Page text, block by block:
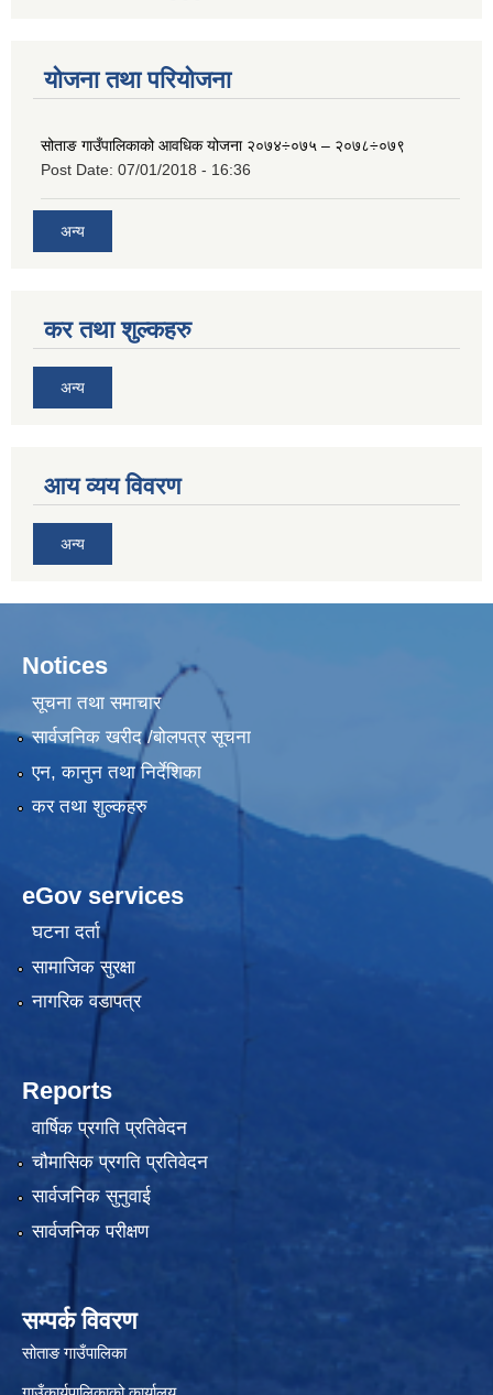
योजना तथा परियोजना
सोताङ गाउँपालिकाको आवधिक योजना २०७४÷०७५ – २०७८÷०७९
Post Date: 07/01/2018 - 16:36
अन्य
कर तथा शुल्कहरु
अन्य
आय व्यय विवरण
अन्य
Notices
सूचना तथा समाचार
सार्वजनिक खरीद /बोलपत्र सूचना
एन, कानुन तथा निर्देशिका
कर तथा शुल्कहरु
eGov services
घटना दर्ता
सामाजिक सुरक्षा
नागरिक वडापत्र
Reports
वार्षिक प्रगति प्रतिवेदन
चौमासिक प्रगति प्रतिवेदन
सार्वजनिक सुनुवाई
सार्वजनिक परीक्षण
सम्पर्क विवरण
सोताङ गाउँपालिका